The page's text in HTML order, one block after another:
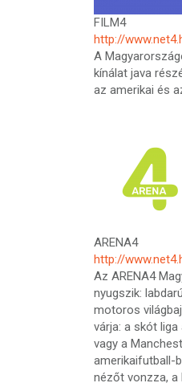
FILM4
http://
A
kínálat java
az amerikai és
ARENA4
http://
Az ARENA4
nyugszik:
motoros
várja: a skót
vagy a
amerikaifutball-
nézőt vonzza, a